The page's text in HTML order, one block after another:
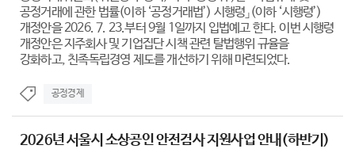
공정거래에 관한 법률(이하 ‘공정거래법’) 시행령」(이하 ‘시행령’)
개정안을 2026. 7. 23.부터 9월 1일까지 입법예고 한다. 이번 시행령
개정안은 지주회사 및 기업집단 시책 관련 탈법행위 규율을
강화하고, 친족독립경영 제도를 개선하기 위해 마련되었다.
공정경제
2026년 서울시 소상공인 안전검사 지원사업 안내(하반기)